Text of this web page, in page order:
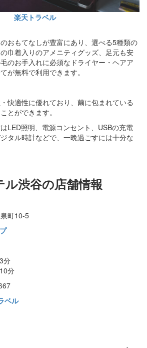
楽天トラベル
おもてなしが豊富にあり、選べる5種類の
巾着入りのアメニティグッズ、足元も安
のお手入れに必須なドライヤー・ヘアア
が無料で利用できます。
快適性に優れており、繭に包まれている
とができます。
LED照明、電源コンセント、USBの充電
タル時計などで、一晩過ごすには十分な
渋谷の店舗情報
町10-5
分
分
ベル